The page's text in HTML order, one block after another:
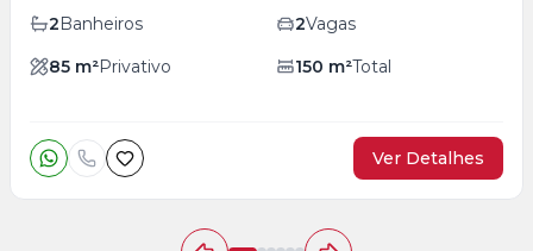
2Banheiros 2Vagas
85 m²Privativo 150 m²Total
Ver Detalhes